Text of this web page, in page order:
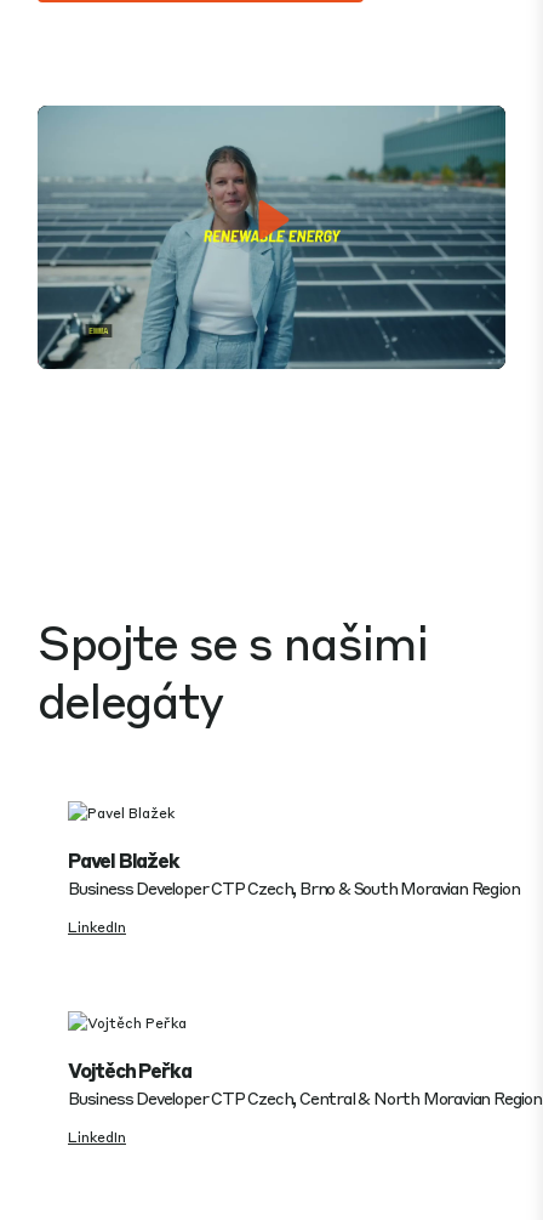
Mute Settings
Play
Spojte se s našimi
delegáty
Pavel Blažek
Business Developer CTP Czech, Brno & South Moravian Region
LinkedIn
Vojtěch Peřka
Business Developer CTP Czech, Central & North Moravian Region
LinkedIn